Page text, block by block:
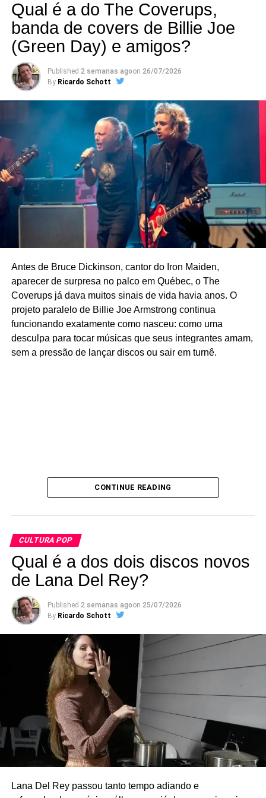
O problema é que a música, que já tocava no rádio, era
cantada justamente por Marco Polo. A canção acabou
censurada e o disco foi recolhido das lojas. O grupo
achou mais seguro encerrar atividades. Marco foi se
dedicar ao jornalismo, profissão que já tinha antes da
banda, e os outros integrantes foram tocar com Alceu
Valença – boa parte do Ave Sangria pode ser ouvida em
Vivo!, disco ao vivo de Alceu lançado em 1976. Paulo
Rafael, você deve saber, é guitarrista de Alceu até hoje.
Batemos um papo com Marco para lembrar histórias do
grupo e saber um pouco da gravação do disco novo.
Sabe aquelas lendas de que os músicos andavam
armados com peixeiras e se beijavam na boca no palco?
Lê aí que tem tudo explicado.
Qual é a do The Coverups,
banda de covers de Billie Joe
(Green Day) e amigos?
Published 2 semanas agoon 26/07/2026
By Ricardo Schott
Antes de Bruce Dickinson, cantor do Iron Maiden,
aparecer de surpresa no palco em Québec, o The
Coverups já dava muitos sinais de vida havia anos. O
projeto paralelo de Billie Joe Armstrong continua
funcionando exatamente como nasceu: como uma
desculpa para tocar músicas que seus integrantes amam,
sem a pressão de lançar discos ou sair em turnê.
Criado em 2018, o grupo reúne integrantes e
colaboradores do Green Day em apresentações
pequenas, normalmente em clubes da Califórnia. A
formação original contava com Billie Joe Armstrong (voz e
guitarra), Mike Dirnt (baixo e voz), Jason White (guitarra),
Bill Schneider (baixo) e Chris Dugan (bateria) – Mike e
Jason são os únicos que fazem parte também do Green
Day, sendo que Jason atua como músico de turnê. Nos
últimos anos, porém, Dirnt deixou de participar dos
shows, e o The Coverups passou a atuar como quarteto.
O repertório é uma carta de amor ao rock e ao punk.
CONTINUE READING
CULTURA POP
Qual é a dos dois discos novos
de Lana Del Rey?
Published 2 semanas agoon 25/07/2026
By Ricardo Schott
Lana Del Rey passou tanto tempo adiando e